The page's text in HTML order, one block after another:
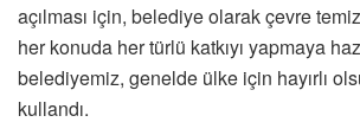
açılması için, belediye olarak çevre
her konuda her türlü katkıyı yapmaya
belediyemiz, genelde ülke için hayırlı
kullandı.